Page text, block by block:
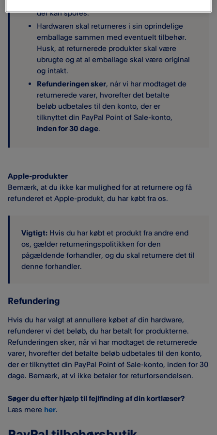
der kan spores.
Hardwaren skal returneres i sin oprindelige
emballage sammen med eventuelt tilbehør.
Husk, at returnerede produkter skal være
ubrugte og at al emballage skal være original
og intakt.
Refunderingen sker, når vi har modtaget de
returnerede varer, hvorefter det betalte
beløb udbetales til den konto, der er
tilknyttet din PayPal Point of Sale​-konto,
inden for 30 dage.
Apple-produkter
Bemærk, at du ikke kar mulighed for at returnere og få
refunderet et Apple-produkt, du har købt fra os.
Vigtigt: Hvis du har købt et produkt fra andre end
os, gælder returneringspolitikken for den
pågældende forhandler, og du skal returnere det til
denne forhandler.
Refundering
Hvis du har valgt at annullere købet af din hardware,
refunderer vi det beløb, du har betalt for produkterne.
Refunderingen sker, når vi har modtaget de returnerede
varer, hvorefter det betalte beløb udbetales til den konto,
der er tilknyttet din PayPal Point of Sale​-konto, inden for 30
dage. Bemærk, at vi ikke betaler for returforsendelsen.
Søger du efter hjælp til fejlfinding af din kortlæser?
Læs mere her.